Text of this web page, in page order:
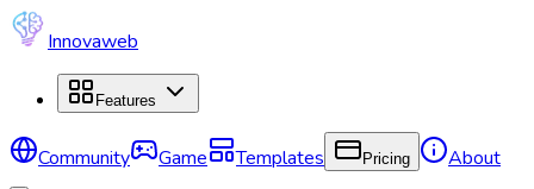
Innovaweb
Features
Community Game Templates Pricing About